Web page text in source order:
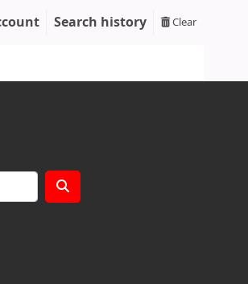
Search history Clear